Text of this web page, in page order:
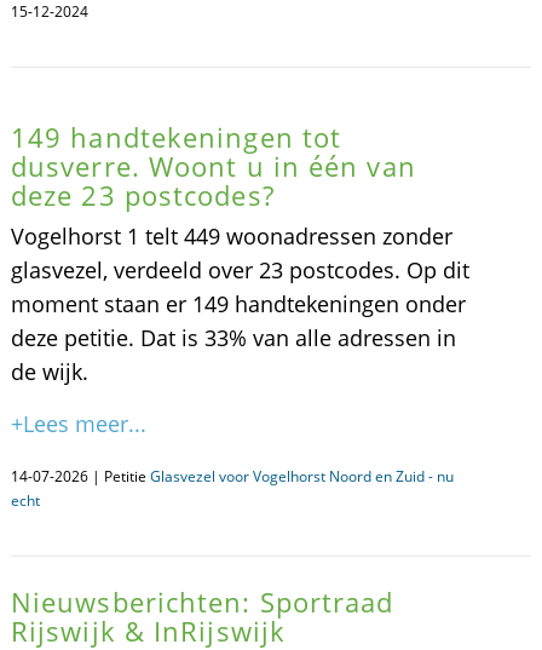
15-12-2024
149 handtekeningen tot
dusverre. Woont u in één van
deze 23 postcodes?
Vogelhorst 1 telt 449 woonadressen zonder
glasvezel, verdeeld over 23 postcodes. Op dit
moment staan er 149 handtekeningen onder
deze petitie. Dat is 33% van alle adressen in
de wijk.
+Lees meer...
14-07-2026 | Petitie Glasvezel voor Vogelhorst Noord en Zuid - nu
echt
Nieuwsberichten: Sportraad
Rijswijk & InRijswijk